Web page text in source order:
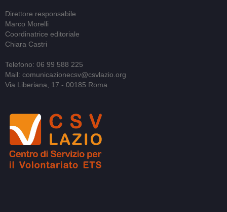
Direttore responsabile
Marco Morelli
Coordinatrice editoriale
Chiara Castri
Telefono: 06 99 588 225
Mail: comunicazionecsv@csvlazio.org
Via Liberiana, 17 - 00185 Roma